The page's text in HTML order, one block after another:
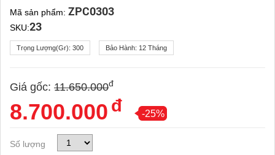
Mã sản phẩm: ZPC0303
SKU:23
Trọng Lượng(gr): 300 Bảo Hành: 12 Tháng
Giá gốc: 11.650.000đ
8.700.000 đ -25%
Số lượng